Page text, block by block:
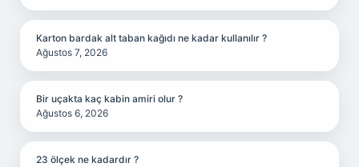
Karton bardak alt taban kağıdı ne kadar kullanılır ?
Ağustos 7, 2026
Bir uçakta kaç kabin amiri olur ?
Ağustos 6, 2026
23 ölçek ne kadardır ?